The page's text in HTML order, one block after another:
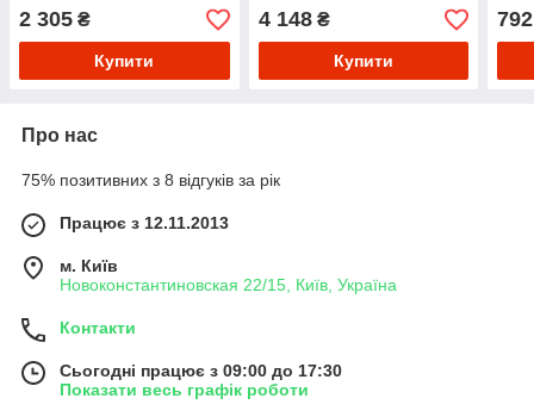
2 305 ₴
Купити
4 148₴
Купити
792
Про нас
75% позитивних з 8 відгуків за рік
Працює з 12.11.2013
м. Київ
Новоконстантиновская 22/15, Київ, Україна
Контакти
Сьогодні працює з 09:00 до 17:30
Показати весь графік роботи